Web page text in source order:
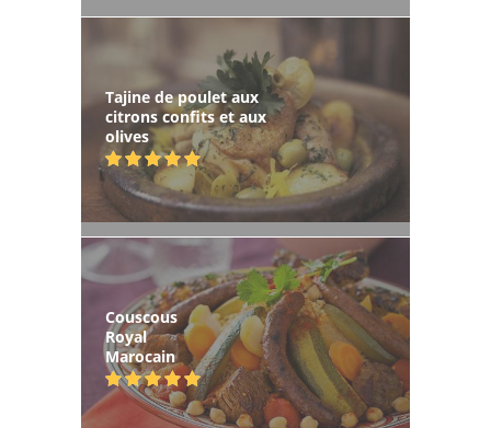
Tajine de poulet aux
citrons confits et aux
olives
Couscous
Royal
Marocain